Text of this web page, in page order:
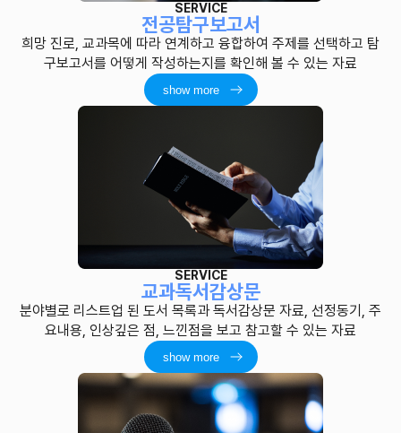
SERVICE
전공탐구보고서
희망 진로, 교과목에 따라 연계하고 융합하여 주제를 선택하고 탐
구보고서를 어떻게 작성하는지를 확인해 볼 수 있는 자료
show more
SERVICE
교과독서감상문
분야별로 리스트업 된 도서 목록과 독서감상문 자료, 선정동기, 주
요내용, 인상깊은 점, 느낀점을 보고 참고할 수 있는 자료
show more